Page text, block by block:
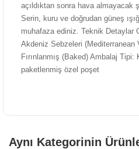
açıldıktan sonra hava almayacak
Serin, kuru ve doğrudan güneş
muhafaza ediniz. Teknik Detaylar
Akdeniz Sebzeleri (Mediterranean
Fırınlanmış (Baked) Ambalaj
paketlenmiş özel poşet
Aynı Kategorinin